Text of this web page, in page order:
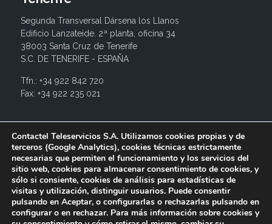
Segunda Transversal Dársena los Llanos
Edificio Lanzateide. 2ª planta, oficina 34
38003 Santa Cruz de Tenerife
S.C. DE TENERIFE - ESPAÑA
Tfn.: +34 922 842 720
Fax: +34 922 235 021
info@contactel.es
Contactel Teleservicios S.A. Utilizamos cookies propias y de
terceros (Google Analytics), cookies técnicas estrictamente
necesarias que permiten el funcionamiento y los servicios del
sitio web, cookies para almacenar consentimiento de cookies, y
sólo si consiente, cookies de análisis para estadísticas de
visitas y utilización, distinguir usuarios. Puede consentir
pulsando en Aceptar, o configurarlas o rechazarlas pulsando en
configurar o en rechazar. Para más información sobre cookies y